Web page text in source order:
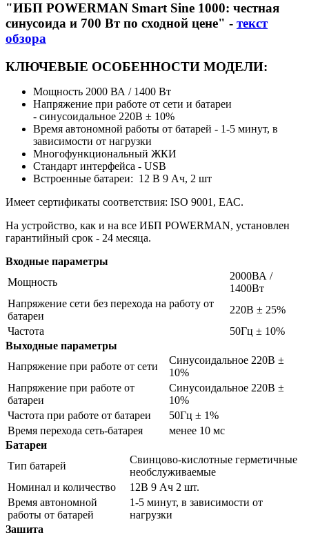
"ИБП POWERMAN Smart Sine 1000: честная
синусоида и 700 Вт по сходной цене" - текст
обзора
КЛЮЧЕВЫЕ ОСОБЕННОСТИ МОДЕЛИ:
Мощность 2000 ВА / 1400 Вт
Напряжение при работе от сети и батареи
- синусоидальное 220В ± 10%
Время автономной работы от батарей - 1-5 минут, в
зависимости от нагрузки
Многофункциональный ЖКИ
Стандарт интерфейса - USB
Встроенные батареи: 12 В 9 Ач, 2 шт
Имеет сертификаты соответствия: ISO 9001, EАС.
На устройство, как и на все ИБП POWERMAN, установлен
гарантийный срок - 24 месяца.
Входные параметры
Мощность
2000ВА /
1400Вт
Напряжение сети без перехода на работу от
батареи
220В ± 25%
Частота
50Гц ± 10%
Выходные параметры
Напряжение при работе от сети
Синусоидальное 220В ±
10%
Напряжение при работе от
батареи
Синусоидальное 220В ±
10%
Частота при работе от батареи
50Гц ± 1%
Время перехода сеть-батарея
менее 10 мс
Батареи
Тип батарей
Свинцово-кислотные герметичные
необслуживаемые
Номинал и количество
12В 9 Ач 2 шт.
Время автономной
работы от батарей
1-5 минут, в зависимости от
нагрузки
Защита